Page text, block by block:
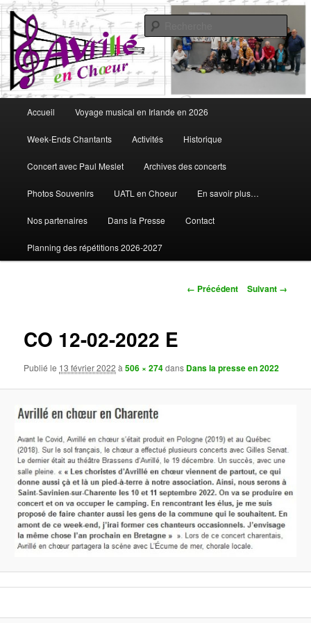
Aller
au
contenu
principalAvrillé en Choeur
Vous aimez chanter, Avrillé en Choeur est fait pour vous
principal
Accueil Voyage musical en Irlande en 2026
Week-Ends Chantants Activités Historique
Concert avec Paul Meslet Archives des concerts
Photos Souvenirs UATL en Choeur En savoir plus…
Nos partenaires Dans la Presse Contact
Planning des répétitions 2026-2027
Navigation
← Précédent Suivant →
CO 12-02-2022 E
Publié le 13 février 2022 à506 × 274dans Dans la presse en 2022